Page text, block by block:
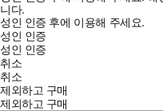
니다.
성인 인증 후에 이용해 주세요.
성인 인증
성인 인증
취소
취소
제외하고 구매
제외하고 구매